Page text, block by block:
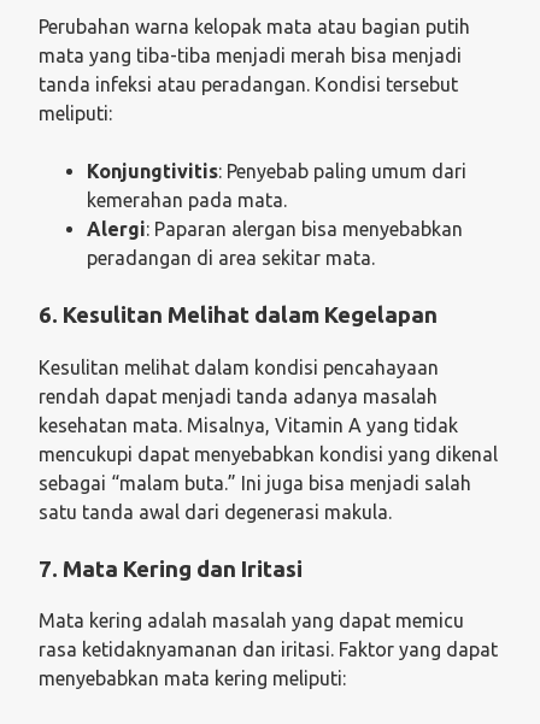
Perubahan warna kelopak mata atau bagian putih
mata yang tiba-tiba menjadi merah bisa menjadi
tanda infeksi atau peradangan. Kondisi tersebut
meliputi:
Konjungtivitis: Penyebab paling umum dari
kemerahan pada mata.
Alergi: Paparan alergan bisa menyebabkan
peradangan di area sekitar mata.
6. Kesulitan Melihat dalam Kegelapan
Kesulitan melihat dalam kondisi pencahayaan
rendah dapat menjadi tanda adanya masalah
kesehatan mata. Misalnya, Vitamin A yang tidak
mencukupi dapat menyebabkan kondisi yang dikenal
sebagai “malam buta.” Ini juga bisa menjadi salah
satu tanda awal dari degenerasi makula.
7. Mata Kering dan Iritasi
Mata kering adalah masalah yang dapat memicu
rasa ketidaknyamanan dan iritasi. Faktor yang dapat
menyebabkan mata kering meliputi: